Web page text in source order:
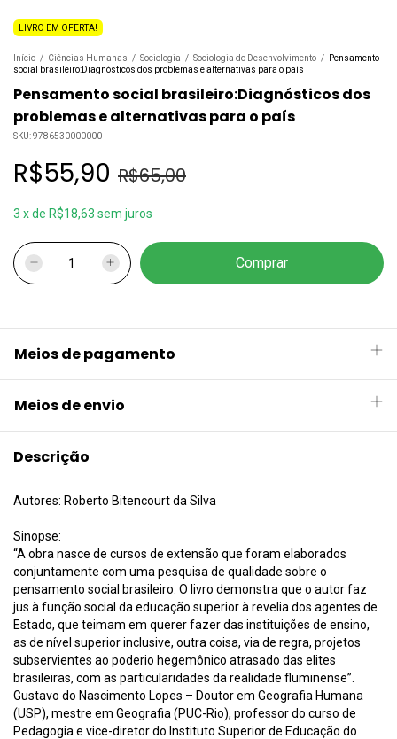
LIVRO EM OFERTA!
Início / Ciências Humanas / Sociologia / Sociologia do Desenvolvimento /
Pensamento
social brasileiro:Diagnósticos dos problemas e alternativas para o país
Pensamento social brasileiro:Diagnósticos dos
problemas e alternativas para o país
SKU:9786530000000
R$55,90 R$65,00
3 xde R$18,63 sem juros
Meios de pagamento
Meios de envio
Descrição
Autores: Roberto Bitencourt da Silva
Sinopse:
“A obra nasce de cursos de extensão que foram elaborados
conjuntamente com uma pesquisa de qualidade sobre o
pensamento social brasileiro. O livro demonstra que o autor faz
jus à função social da educação superior à revelia dos agentes de
Estado, que teimam em querer fazer das instituições de ensino,
as de nível superior inclusive, outra coisa, via de regra, projetos
subservientes ao poderio hegemônico atrasado das elites
brasileiras, com as particularidades da realidade fluminense”.
Gustavo do Nascimento Lopes – Doutor em Geografia Humana
(USP), mestre em Geografia (PUC-Rio), professor do curso de
Pedagogia e vice-diretor do Instituto Superior de Educação do